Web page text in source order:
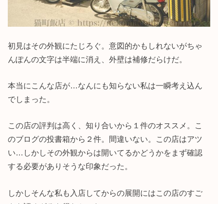
初見はその外観にたじろぐ。意図的かもしれないがちゃ
んぽんの文字は半端に消え、外壁は補修だらけだ。
本当にこんな店が…なんにも知らない私は一瞬考え込ん
でしまった。
この店の評判は高く、知り合いから１件のオススメ。こ
のブログの投書箱から２件。間違いない。この店はアツ
い…しかしその外観からは開いてるかどうかをまず確認
する必要がありそうな印象だった。
しかしそんな私も入店してからの展開にはこの店のすご